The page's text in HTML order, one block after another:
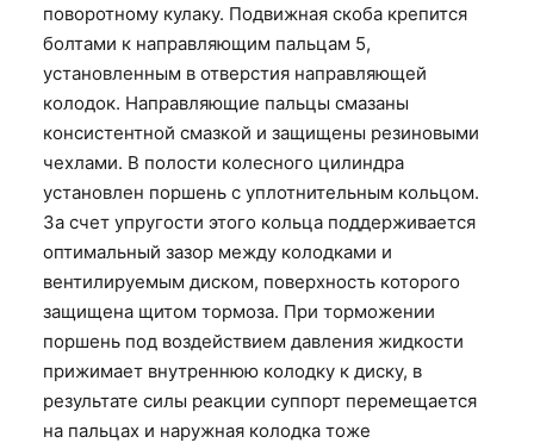
поворотному кулаку. Подвижная скоба крепится
болтами к направляющим пальцам 5,
установленным в отверстия направляющей
колодок. Направляющие пальцы смазаны
консистентной смазкой и защищены резиновыми
чехлами. В полости колесного цилиндра
установлен поршень с уплотнительным кольцом.
За счет упругости этого кольца поддерживается
оптимальный зазор между колодками и
вентилируемым диском, поверхность которого
защищена щитом тормоза. При торможении
поршень под воздействием давления жидкости
прижимает внутреннюю колодку к диску, в
результате силы реакции суппорт перемещается
на пальцах и наружная колодка тоже